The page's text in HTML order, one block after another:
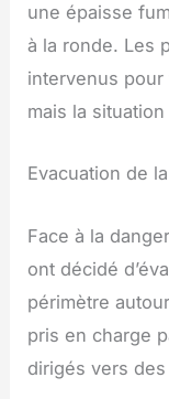
une épaisse
à la ronde. Les
intervenus
mais la
Evacuation de
Face à la
ont décidé
périmètre
pris en charge
dirigés vers